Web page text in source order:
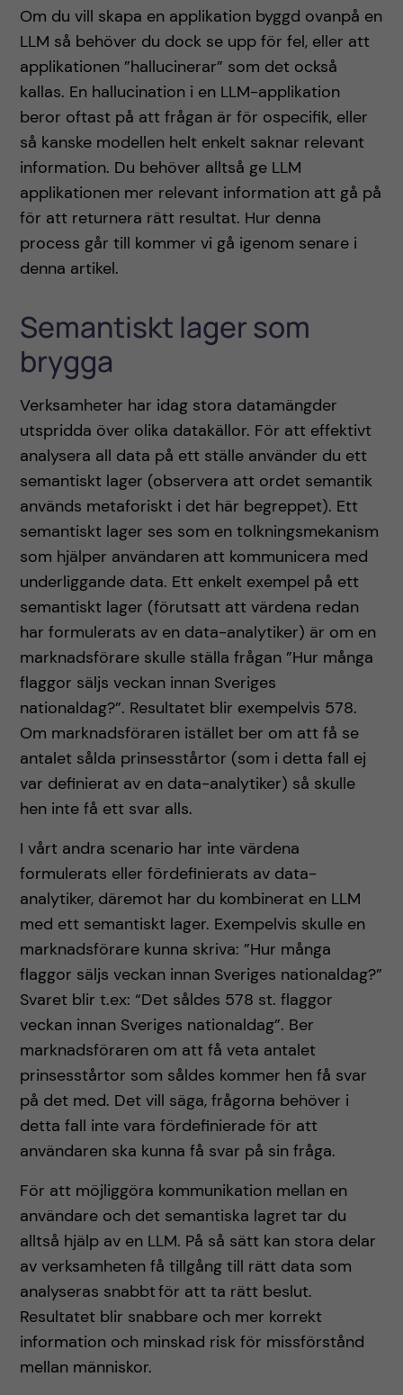
Om du vill skapa en applikation byggd ovanpå en
LLM så behöver du dock se upp för fel, eller att
applikationen ”hallucinerar” som det också
kallas. En hallucination i en LLM-applikation
beror oftast på att frågan är för ospecifik, eller
så kanske modellen helt enkelt saknar relevant
information. Du behöver alltså ge LLM
applikationen mer relevant information att gå på
för att returnera rätt resultat. Hur denna
process går till kommer vi gå igenom senare i
denna artikel.
Semantiskt lager som
brygga
Verksamheter har idag stora datamängder
utspridda över olika datakällor. För att effektivt
analysera all data på ett ställe använder du ett
semantiskt lager (observera att ordet semantik
används metaforiskt i det här begreppet). Ett
semantiskt lager ses som en tolkningsmekanism
som hjälper användaren att kommunicera med
underliggande data. Ett enkelt exempel på ett
semantiskt lager (förutsatt att värdena redan
har formulerats av en data-analytiker) är om en
marknadsförare skulle ställa frågan ”Hur många
flaggor säljs veckan innan Sveriges
nationaldag?”. Resultatet blir exempelvis 578.
Om marknadsföraren istället ber om att få se
antalet sålda prinsesstårtor (som i detta fall ej
var definierat av en data-analytiker) så skulle
hen inte få ett svar alls.
I vårt andra scenario har inte värdena
formulerats eller fördefinierats av data-
analytiker, däremot har du kombinerat en LLM
med ett semantiskt lager. Exempelvis skulle en
marknadsförare kunna skriva: ”Hur många
flaggor säljs veckan innan Sveriges nationaldag?”
Svaret blir t.ex: “Det såldes 578 st. flaggor
veckan innan Sveriges nationaldag”. Ber
marknadsföraren om att få veta antalet
prinsesstårtor som såldes kommer hen få svar
på det med. Det vill säga, frågorna behöver i
detta fall inte vara fördefinierade för att
användaren ska kunna få svar på sin fråga.
För att möjliggöra kommunikation mellan en
användare och det semantiska lagret tar du
alltså hjälp av en LLM. På så sätt kan stora delar
av verksamheten få tillgång till rätt data som
analyseras snabbt för att ta rätt beslut.
Resultatet blir snabbare och mer korrekt
information och minskad risk för missförstånd
mellan människor.